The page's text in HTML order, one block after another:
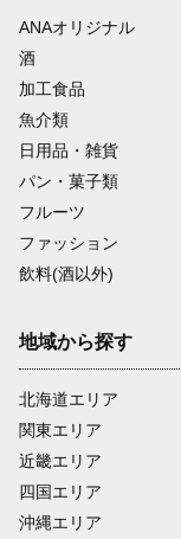
ANAオリジナル
酒
加工食品
魚介類
日用品・雑貨
パン・菓子類
フルーツ
ファッション
飲料(酒以外)
地域から探す
北海道エリア
関東エリア
近畿エリア
四国エリア
沖縄エリア